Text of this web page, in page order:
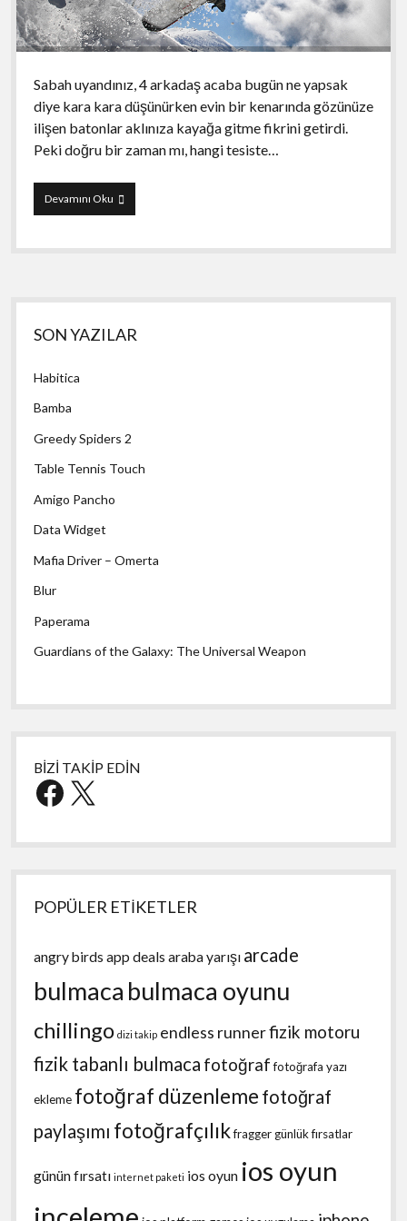
Sabah uyandınız, 4 arkadaş acaba bugün ne yapsak
diye kara kara düşünürken evin bir kenarında gözünüze
ilişen batonlar aklınıza kayağa gitme fikrini getirdi.
Peki doğru bir zaman mı, hangi tesiste…
Devamını OkuKarVar
uygulaması
Yan
Menü
SON YAZILAR
Habitica
Bamba
Greedy Spiders 2
Table Tennis Touch
Amigo Pancho
Data Widget
Mafia Driver – Omerta
Blur
Paperama
Guardians of the Galaxy: The Universal Weapon
BİZİ TAKİP EDİN
Facebook
X
POPÜLER ETİKETLER
angry birds app deals araba yarışı arcade
bulmaca bulmaca oyunu
chillingo dizi takip endless runnerfizik motoru
fizik tabanlı bulmaca fotoğraf fotoğrafa yazı
ekleme fotoğraf düzenleme fotoğraf
paylaşımı fotoğrafçılıkfraggergünlük fırsatlar
günün fırsatı internet paketi ios oyun ios oyun